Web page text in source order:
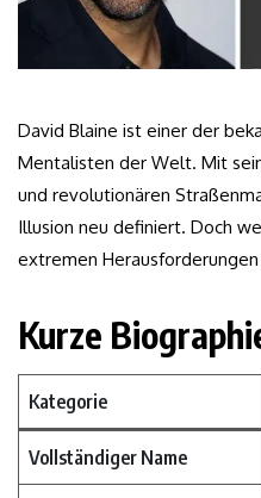
David Blaine ist einer der
Mentalisten der Welt. Mit
und revolutionären
Illusion neu definiert. Doch
extremen
Kurze
Kategorie
Vollständiger Name